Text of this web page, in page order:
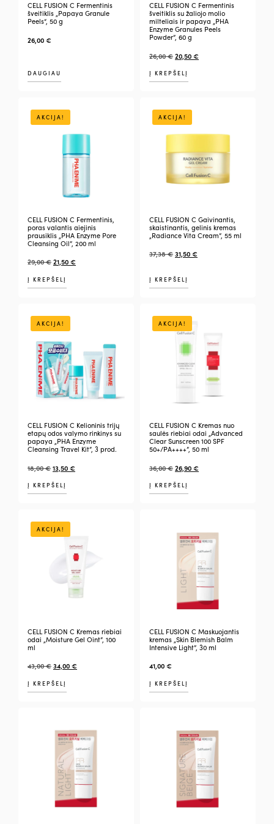
CELL FUSION C Fermentinis
šveitiklis „Papaya Granule
Peels“, 50 g
26,00€
DAUGIAU
CELL FUSION C Fermentinis
šveitiklis su žaliojo molio
milteliais ir papaya „PHA
Enzyme Granules Peels
Powder”, 60 g
26,00€20,50€
Į KREPŠELĮ
AKCIJA!
CELL FUSION C Fermentinis,
poras valantis aiejinis
prausiklis „PHA Enzyme Pore
Cleansing Oil”, 200 ml
29,00€21,50€
Į KREPŠELĮ
AKCIJA!
CELL FUSION C Gaivinantis,
skaistinantis, gelinis kremas
„Radiance Vita Cream”, 55 ml
37,38€31,50€
Į KREPŠELĮ
AKCIJA!
CELL FUSION C Kelioninis trijų
etapų odos valymo rinkinys su
papaya „PHA Enzyme
Cleansing Travel Kit”, 3 prod.
18,00€13,50€
Į KREPŠELĮ
AKCIJA!
CELL FUSION C Kremas nuo
saulės riebiai odai „Advanced
Clear Sunscreen 100 SPF
50+/PA++++”, 50 ml
36,00€26,90€
Į KREPŠELĮ
AKCIJA!
CELL FUSION C Kremas riebiai
odai „Moisture Gel Oint”, 100
ml
43,00€34,00€
Į KREPŠELĮ
CELL FUSION C Maskuojantis
kremas „Skin Blemish Balm
Intensive Light”, 30 ml
41,00€
Į KREPŠELĮ